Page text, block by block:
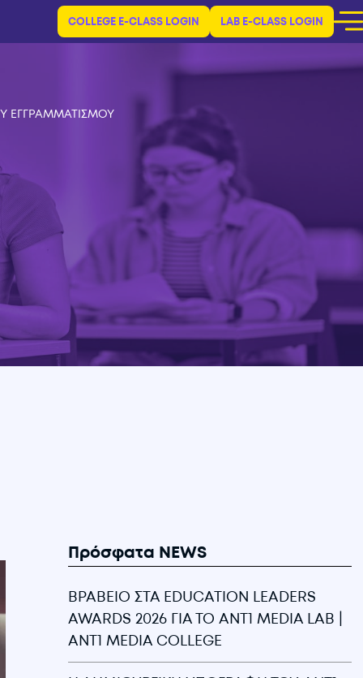
COLLEGE E-CLASS LOGIN LAB E-CLASS LOGIN
ΕΓΓΡΑΜΜΑΤΙΣΜΟΥ
Πρόσφατα NEWS
ΒΡΑΒΕΙΟ ΣΤΑ EDUCATION LEADERS
AWARDS 2026 ΓΙΑ ΤΟ ANT1 MEDIA LAB |
ANT1 MEDIA COLLEGE